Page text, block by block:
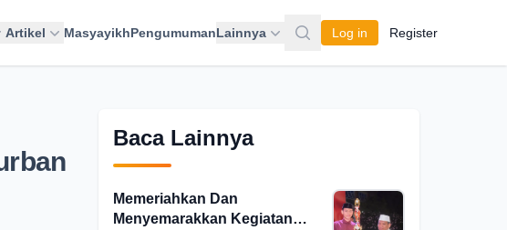
Artikel MasyayikhPengumumanLainnya Log in Register
Baca Lainnya
Memeriahkan Dan
Menyemarakkan Kegiatan